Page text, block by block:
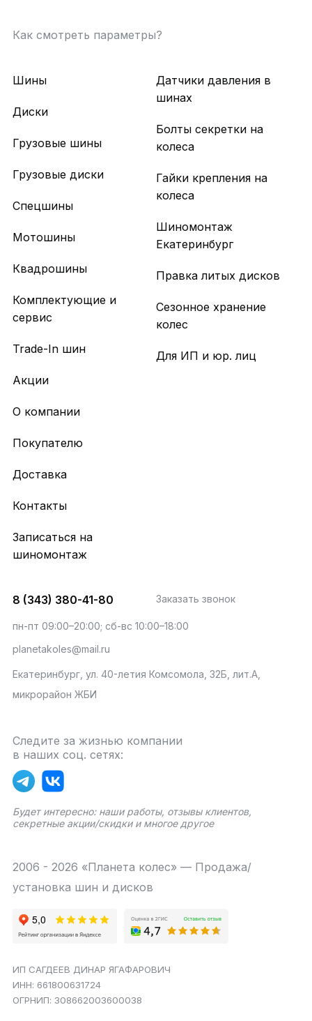
Как смотреть параметры?
Шины
Диски
Грузовые шины
Грузовые диски
Спецшины
Мотошины
Квадрошины
Комплектующие и
сервис
Trade-In шин
Акции
Датчики давления в
шинах
Болты секретки на
колеса
Гайки крепления на
колеса
Шиномонтаж
Екатеринбург
Правка литых дисков
Сезонное хранение
колес
Для ИП и юр. лиц
О компании
Покупателю
Доставка
Контакты
Записаться на
шиномонтаж
8 (343) 380-41-80 Заказать звонок
пн-пт 09:00–20:00; сб-вс 10:00–18:00
planetakoles@mail.ru
Екатеринбург, ул. 40-летия Комсомола, 32Б, лит.А,
микрорайон ЖБИ
Следите за жизнью компании
в наших соц. сетях:
Будет интересно: наши работы, отзывы клиентов,
секретные акции/скидки и многое другое
2006 - 2026 «Планета колес» — Продажа/
установка шин и дисков
ИП САГДЕЕВ ДИНАР ЯГАФАРОВИЧ
ИНН: 661800631724
ОГРНИП: 308662003600038